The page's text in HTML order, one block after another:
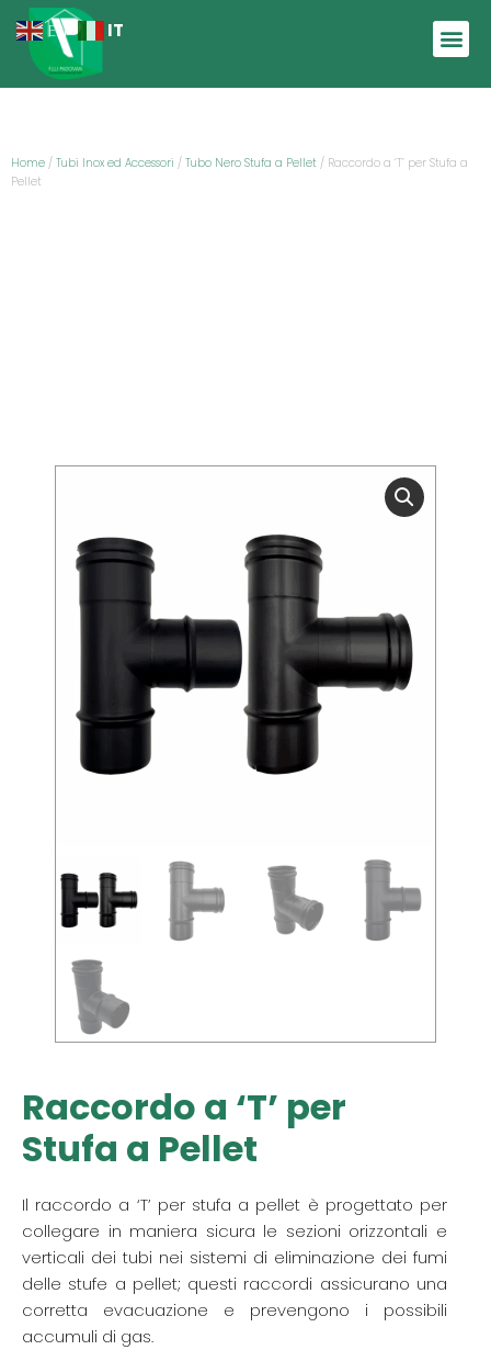
Home / Tubi Inox ed Accessori / Tubo Nero Stufa a Pellet / Raccordo a ‘T’ per Stufa a
Pellet
Raccordo a ‘T’ per
Stufa a Pellet
Il raccordo a ‘T’ per stufa a pellet è progettato per
collegare in maniera sicura le sezioni orizzontali e
verticali dei tubi nei sistemi di eliminazione dei fumi
delle stufe a pellet; questi raccordi assicurano una
corretta evacuazione e prevengono i possibili
accumuli di gas.
EN IT